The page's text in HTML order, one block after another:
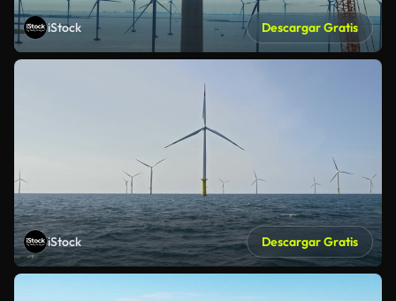
iStock Descargar Gratis
iStock Descargar Gratis